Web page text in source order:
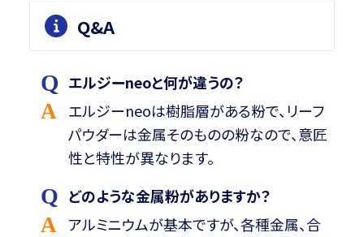
Q&A
エルジーneoと何が違うの？
エルジーneoは樹脂層がある粉で、リーフ
パウダーは金属そのものの粉なので、意匠
性と特性が異なります。
どのような金属粉がありますか？
アルミニウムが基本ですが、各種金属、合